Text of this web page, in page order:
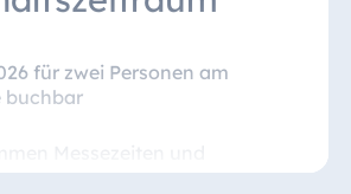
für zwei Personen am
buchbar